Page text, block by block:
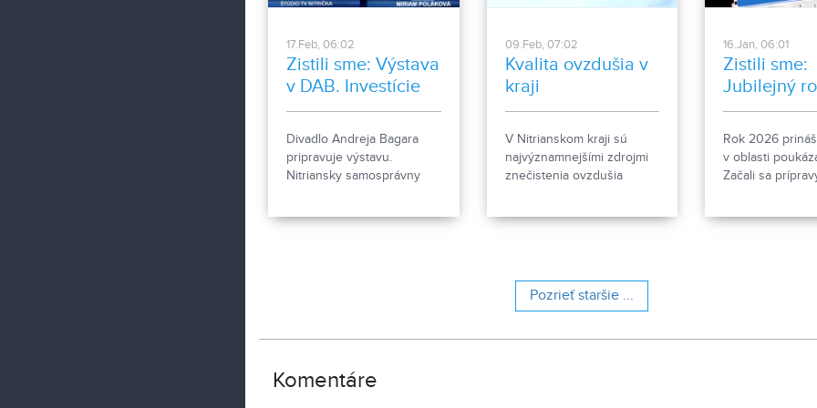
17.Feb, 06:02
Zistili sme: Výstava
v DAB. Investície
do ZSS
Divadlo Andreja Bagara
pripravuje výstavu.
Nitriansky samosprávny
09.Feb, 07:02
Kvalita ovzdušia v
kraji
V Nitrianskom kraji sú
najvýznamnejšími zdrojmi
znečistenia ovzdušia
prachových častíc.
16.Jan, 06:01
Zistili sme:
Jubilejný
festivalu.
možnosť pri
poukázaní
Rok 2026
v oblasti
Začali sa
Pozrieť staršie ...
Komentáre